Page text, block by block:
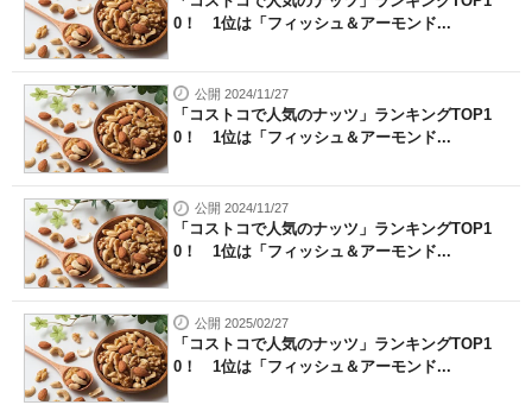
0！ 1位は「フィッシュ＆アーモンド...
公開 2024/11/27
「コストコで人気のナッツ」ランキングTOP1
0！ 1位は「フィッシュ＆アーモンド...
公開 2024/11/27
「コストコで人気のナッツ」ランキングTOP1
0！ 1位は「フィッシュ＆アーモンド...
公開 2025/02/27
「コストコで人気のナッツ」ランキングTOP1
0！ 1位は「フィッシュ＆アーモンド...